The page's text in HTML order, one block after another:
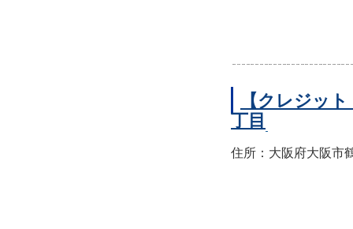
【クレジッ
丁目
住所：大阪府大阪市